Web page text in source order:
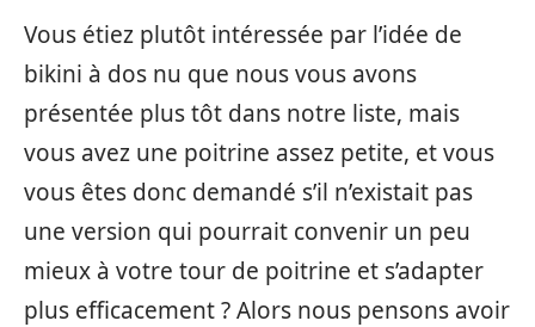
Vous étiez plutôt intéressée par l’idée de
bikini à dos nu que nous vous avons
présentée plus tôt dans notre liste, mais
vous avez une poitrine assez petite, et vous
vous êtes donc demandé s’il n’existait pas
une version qui pourrait convenir un peu
mieux à votre tour de poitrine et s’adapter
plus efficacement ? Alors nous pensons avoir